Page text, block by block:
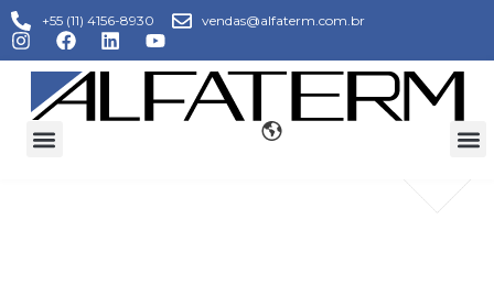
+55 (11) 4156-8930 vendas@alfaterm.com.br